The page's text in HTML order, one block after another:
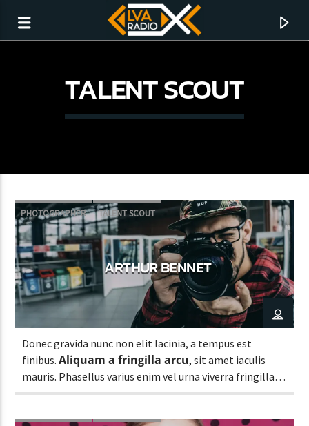
CURRENT TRACK
NO TITLES AVAILABLE
CURRENT SHOW
FREQUENCY ONE
TALENT SCOUT
PHOTOGRAPHER TALENT SCOUT
ARTHUR BENNET
Donec gravida nunc non elit lacinia, a tempus est
finibus.Aliquam a fringilla arcu, sit amet iaculis
mauris. Phasellus varius enim vel urna viverra fringilla.
Interdum et malesuada fames ac.